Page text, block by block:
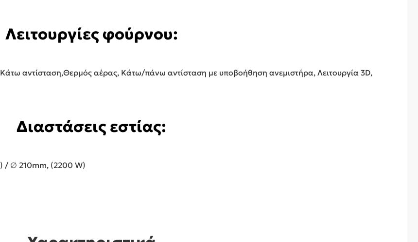
Λειτουργίες φούρνου:
αντίσταση,Θερμός αέρας, Κάτω/πάνω αντίσταση με υποβοήθηση ανεμιστήρα, Λειτουργία 3D,
Διαστάσεις εστίας:
/ ∅ 210mm, (2200 W)